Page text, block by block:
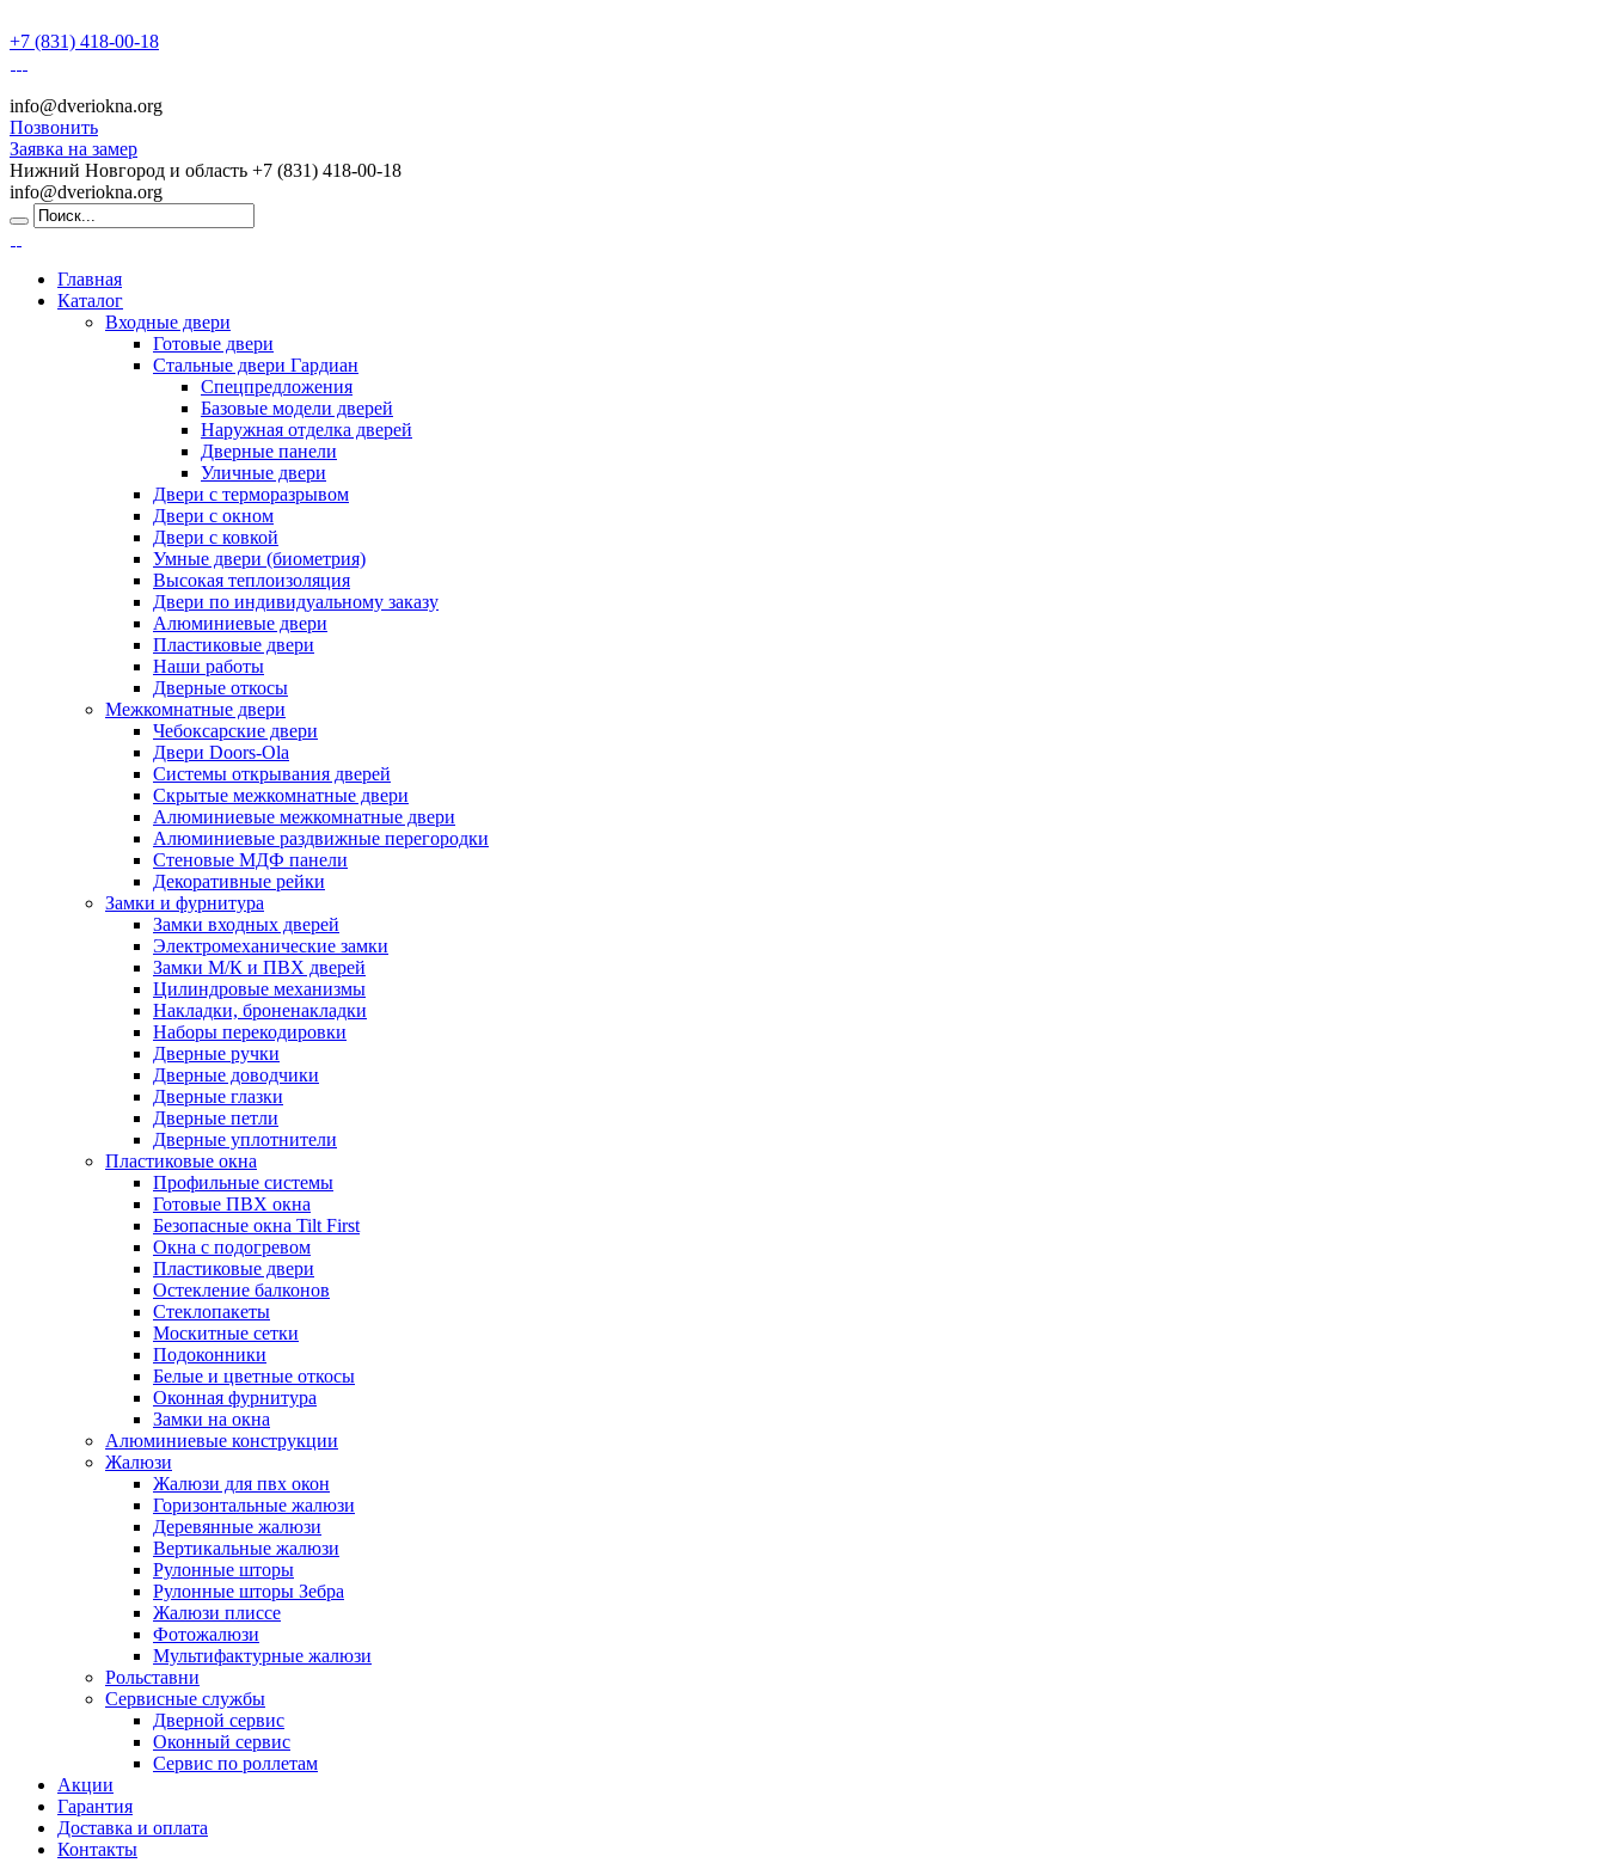
+7 (831) 418-00-18
info@dveriokna.org
Позвонить
Заявка на замер
Нижний Новгород и область +7 (831) 418-00-18
info@dveriokna.org
Главная
Каталог
Входные двери
Готовые двери
Стальные двери Гардиан
Спецпредложения
Базовые модели дверей
Наружная отделка дверей
Дверные панели
Уличные двери
Двери с терморазрывом
Двери с окном
Двери с ковкой
Умные двери (биометрия)
Высокая теплоизоляция
Двери по индивидуальному заказу
Алюминиевые двери
Пластиковые двери
Наши работы
Дверные откосы
Межкомнатные двери
Чебоксарские двери
Двери Doors-Ola
Системы открывания дверей
Скрытые межкомнатные двери
Алюминиевые межкомнатные двери
Алюминиевые раздвижные перегородки
Стеновые МДФ панели
Декоративные рейки
Замки и фурнитура
Замки входных дверей
Электромеханические замки
Замки М/К и ПВХ дверей
Цилиндровые механизмы
Накладки, броненакладки
Наборы перекодировки
Дверные ручки
Дверные доводчики
Дверные глазки
Дверные петли
Дверные уплотнители
Пластиковые окна
Профильные системы
Готовые ПВХ окна
Безопасные окна Tilt First
Окна с подогревом
Пластиковые двери
Остекление балконов
Стеклопакеты
Москитные сетки
Подоконники
Белые и цветные откосы
Оконная фурнитура
Замки на окна
Алюминиевые конструкции
Жалюзи
Жалюзи для пвх окон
Горизонтальные жалюзи
Деревянные жалюзи
Вертикальные жалюзи
Рулонные шторы
Рулонные шторы Зебра
Жалюзи плиссе
Фотожалюзи
Мультифактурные жалюзи
Рольставни
Сервисные службы
Дверной сервис
Оконный сервис
Сервис по роллетам
Акции
Гарантия
Доставка и оплата
Контакты